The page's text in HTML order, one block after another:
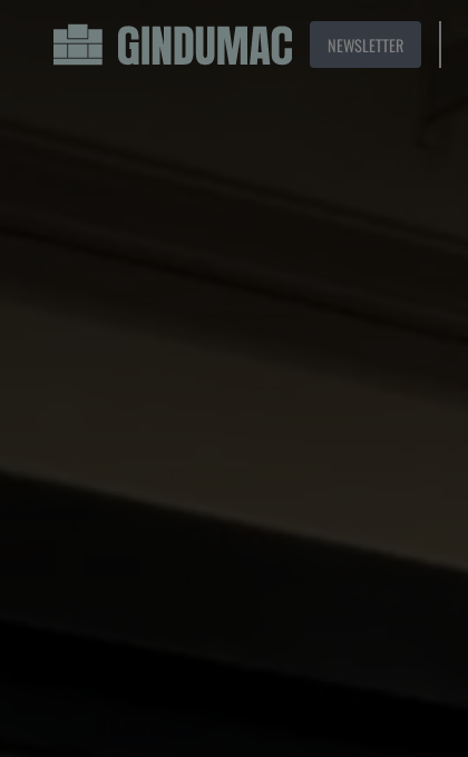
NEWSLETTER